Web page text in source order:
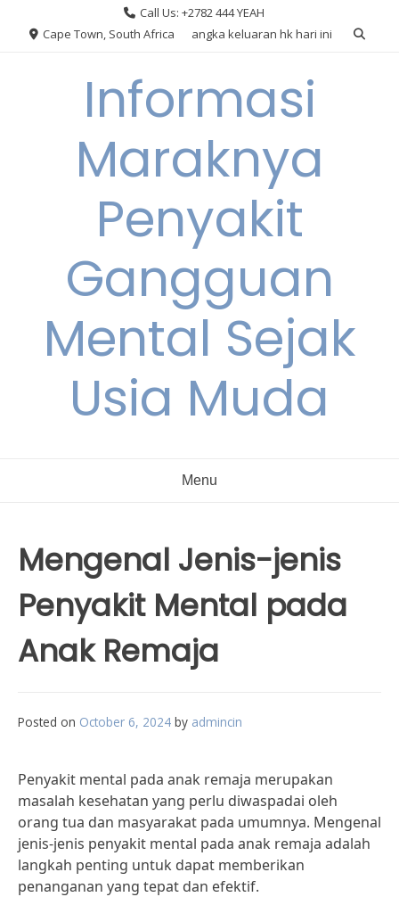
Call Us: +2782 444 YEAH
Cape Town, South Africa
angka keluaran hk hari ini
Informasi
Maraknya
Penyakit
Gangguan
Mental Sejak
Usia Muda
Menu
Mengenal Jenis-jenis
Penyakit Mental pada
Anak Remaja
Posted on October 6, 2024 by admincin
Penyakit mental pada anak remaja merupakan
masalah kesehatan yang perlu diwaspadai oleh
orang tua dan masyarakat pada umumnya. Mengenal
jenis-jenis penyakit mental pada anak remaja adalah
langkah penting untuk dapat memberikan
penanganan yang tepat dan efektif.